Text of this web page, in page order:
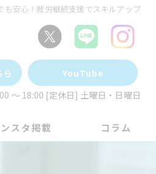
も安心！就労継続支援でスキルアップ
ら
YouTube
～ 18:00 [定休日] 土曜日・日曜日
スタ掲載 コラム